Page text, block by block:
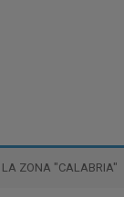
LA ZONA "CALABRIA"